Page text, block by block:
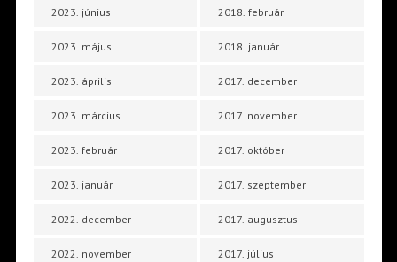
2023. június
2023. május
2023. április
2023. március
2023. február
2023. január
2022. december
2022. november
2018. február
2018. január
2017. december
2017. november
2017. október
2017. szeptember
2017. augusztus
2017. július